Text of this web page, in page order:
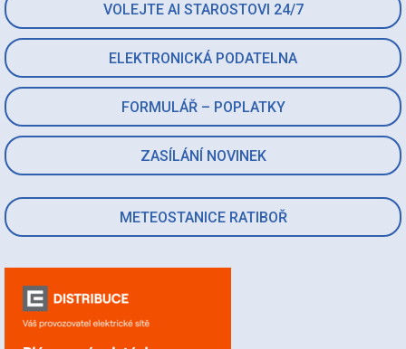
VOLEJTE AI STAROSTOVI 24/7
ELEKTRONICKÁ PODATELNA
FORMULÁŘ – POPLATKY
ZASÍLÁNÍ NOVINEK
METEOSTANICE RATIBOŘ